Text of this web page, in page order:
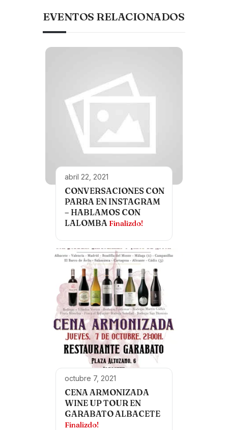
EVENTOS RELACIONADOS
abril 22, 2021
CONVERSACIONES CON
PARRA EN INSTAGRAM
– HABLAMOS CON
LALOMBA Finalizdo!
octubre 7, 2021
CENA ARMONIZADA
WINE UP TOUR EN
GARABATO ALBACETE
Finalizdo!